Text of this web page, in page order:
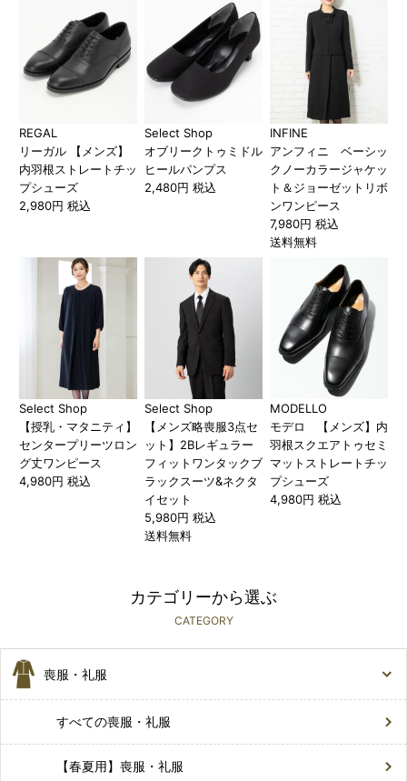
REGAL
リーガル 【メンズ】
内羽根ストレートチッ
プシューズ
2,980円 税込
Select Shop
オブリークトゥミドル
ヒールパンプス
2,480円 税込
INFINE
アンフィニ ベーシッ
クノーカラージャケッ
ト＆ジョーゼットリボ
ンワンピース
7,980円 税込
送料無料
Select Shop
【授乳・マタニティ】
センタープリーツロン
グ丈ワンピース
4,980円 税込
Select Shop
【メンズ略喪服3点セ
ット】2Bレギュラー
フィットワンタックブ
ラックスーツ&ネクタ
イセット
5,980円 税込
送料無料
MODELLO
モデロ 【メンズ】内
羽根スクエアトゥセミ
マットストレートチッ
プシューズ
4,980円 税込
カテゴリーから選ぶ
CATEGORY
喪服・礼服
すべての喪服・礼服
【春夏用】喪服・礼服